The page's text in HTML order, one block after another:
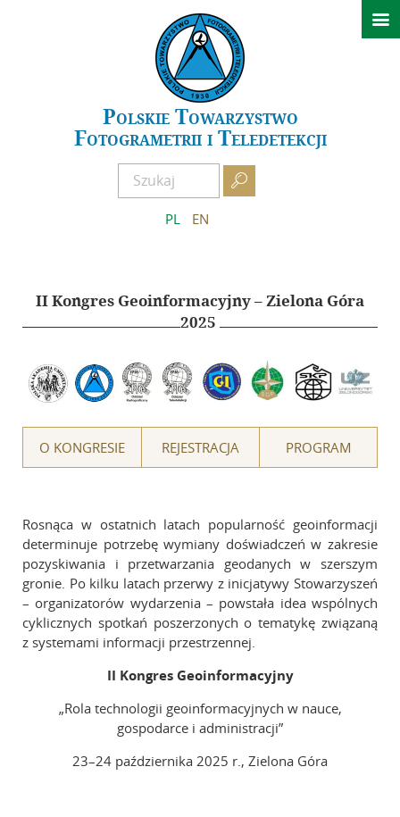
Polskie Towarzystwo
Fotogrametrii i Teledetekcji

PL EN

Aktualności
Konferencje
GeoSpatial Week ISPRS 2027 Warszawa
XXIV Sympozjum Kielce 2026
Archiwum wydarzeń
O PTFiT
Poprzednie Zarządy
Regulamin
AFKiT
Komitet Naukowy
Wytyczne dla recenzentów
Recenzenci
Wydane tomy
In memoriam
Linki
Kontakt
II Kongres Geoinformacyjny – Zielona Góra
2025
O KONGRESIE REJESTRACJA PROGRAM
Rosnąca w ostatnich latach popularność geoinformacji
determinuje potrzebę wymiany doświadczeń w zakresie
pozyskiwania i przetwarzania geodanych w szerszym
gronie. Po kilku latach przerwy z inicjatywy Stowarzyszeń
– organizatorów wydarzenia – powstała idea wspólnych
cyklicznych spotkań poszerzonych o tematykę związaną
z systemami informacji przestrzennej.
II Kongres Geoinformacyjny
„Rola technologii geoinformacyjnych w nauce,
gospodarce i administracji”
23–24 października 2025 r., Zielona Góra